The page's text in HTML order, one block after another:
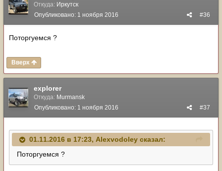
Откуда: Иркутск
#36
Опубликовано: 1 ноября 2016
Поторгуемся ?
Вверх
explorer
Откуда: Murmansk
#37
Опубликовано: 1 ноября 2016
01.11.2016 в 17:23, Alexvodoley сказал:
Поторгуемся ?